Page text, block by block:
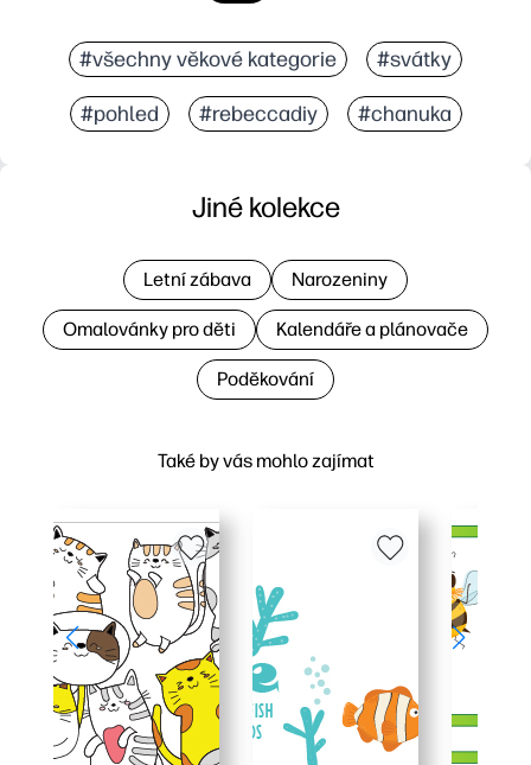
#všechny věkové kategorie #svátky
#pohled #rebeccadiy #chanuka
Také by vás mohlo zajímat
Jiné kolekce
Letní zábava Narozeniny
Omalovánky pro děti Kalendáře a plánovače
Poděkování